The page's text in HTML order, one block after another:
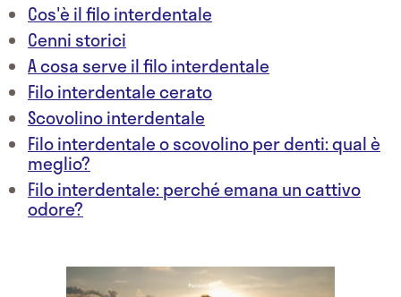
Cos'è il filo interdentale
Cenni storici
A cosa serve il filo interdentale
Filo interdentale cerato
Scovolino interdentale
Filo interdentale o scovolino per denti: qual è
meglio?
Filo interdentale: perché emana un cattivo
odore?